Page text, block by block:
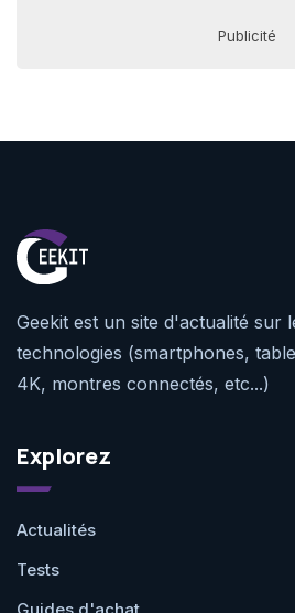
Publicité
Geekit est un site d'actualité sur
technologies (smartphones,
4K, montres connectés, etc...)
Explorez
Actualités
Tests